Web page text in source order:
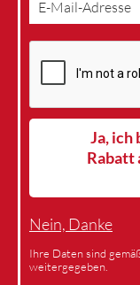
Ja, ich
Rabatt
Nein, Danke
Ihre Daten sind
weitergegeben.